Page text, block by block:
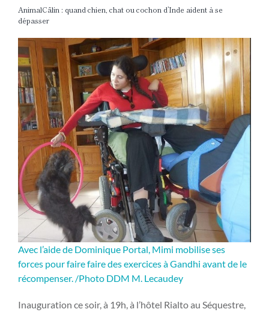
AnimalCâlin : quand chien, chat ou cochon d’Inde aident à se
dépasser
Avec l’aide de Dominique Portal, Mimi mobilise ses
forces pour faire faire des exercices à Gandhi avant de le
récompenser. /Photo DDM M. Lecaudey
Inauguration ce soir, à 19h, à l’hôtel Rialto au Séquestre,